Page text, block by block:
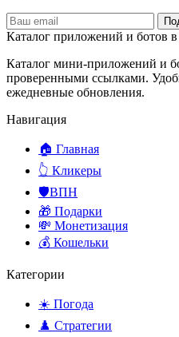
Каталог приложений и ботов в
Каталог мини-приложений и
проверенными ссылками.
ежедневные обновления.
Навигация
🏠 Главная
👆 Кликеры
🛡️ВПН
🎁 Подарки
💸 Монетизация
💰 Кошельки
Категории
☀️ Погода
♟️ Стратегии